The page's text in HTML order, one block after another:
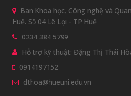
Ban Khoa học, Công nghệ và
Huế. Số 04 Lê Lợi - TP Huế
0234 384 5799
Hỗ trợ kỹ thuật: Đặng Thị Thái
0914197152
dthoa@hueuni.edu.vn